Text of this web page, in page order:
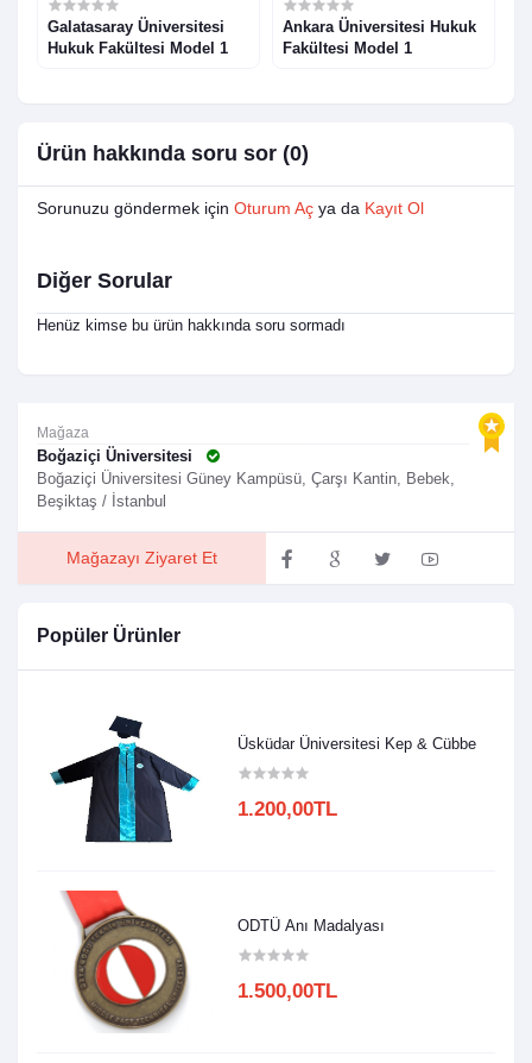
Mağaza
Boğaziçi Üniversitesi
Boğaziçi Üniversitesi Güney Kampüsü, Çarşı Kantin, Bebek,
Beşiktaş / İstanbul
Mağazayı Ziyaret Et
Popüler Ürünler
Üsküdar Üniversitesi Kep & Cübbe
1.200,00TL
ODTÜ Anı Madalyası
1.500,00TL
Galatasaray Üniversitesi
Hukuk Fakültesi Model 1
Ankara Üniversitesi Hukuk
Fakültesi Model 1
Ürün hakkında soru sor (0)
Sorunuzu göndermek için Oturum Aç ya da Kayıt Ol
Diğer Sorular
Henüz kimse bu ürün hakkında soru sormadı